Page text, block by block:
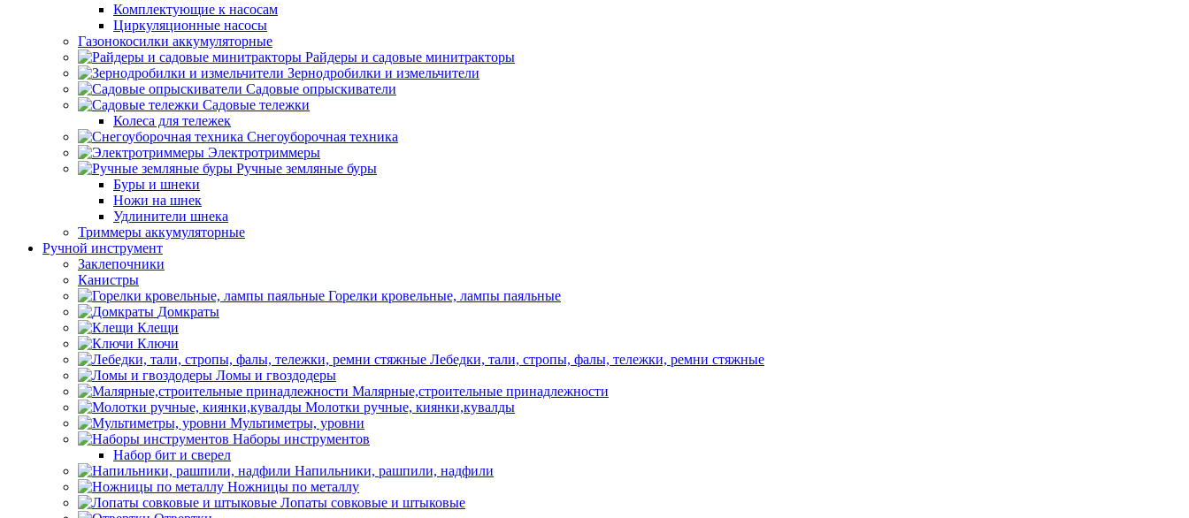
Комплектующие к насосам
Циркуляционные насосы
Газонокосилки аккумуляторные
Райдеры и садовые минитракторы
Зернодробилки и измельчители
Садовые опрыскиватели
Садовые тележки
Колеса для тележек
Снегоуборочная техника
Электротриммеры
Ручные земляные буры
Буры и шнеки
Ножи на шнек
Удлинители шнека
Триммеры аккумуляторные
Ручной инструмент
Заклепочники
Канистры
Горелки кровельные, лампы паяльные
Домкраты
Клещи
Ключи
Лебедки, тали, стропы, фалы, тележки, ремни стяжные
Ломы и гвоздодеры
Малярные,строительные принадлежности
Молотки ручные, киянки,кувалды
Мультиметры, уровни
Наборы инструментов
Набор бит и сверел
Напильники, рашпили, надфили
Ножницы по металлу
Лопаты совковые и штыковые